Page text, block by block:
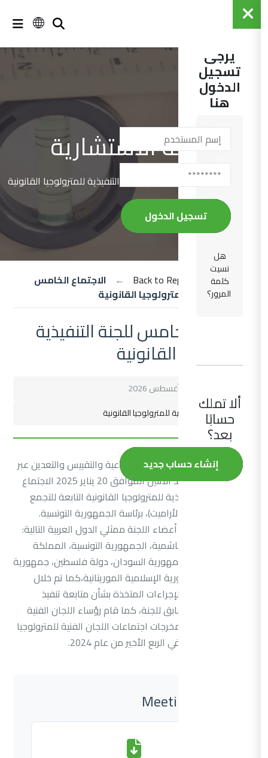
يرجى
تسجيل
الدخول
هنا
تسجيل الدخول
هل
نسيت
كلمة
المرور؟
ألا تملك
حسابًا
بعد؟
إنشاء حساب جديد
اللجنة الاستشارية
/الاجتماع الخامس للجنة التنفيذية للمترولوجيا القانونية
←
Back to Reports
←
الاجتماع الخامس
للجنة التنفيذية للمترولوجيا القانونية
الاجتماع الخامس للجنة التنفيذية
للمترولوجيا القانونية
اللجنة: اللجنة التنفيذية للمترولوجيا القانونية
عقدت المنظمة العربية للتنمية الصناعية والتقييس والتعدين عبر
تقنية الاتصال عن بعد الاثنين الموافق 20 يناير 2025 الاجتماع
الخامس للجنة التنفيذية للمترولوجيا القانونية التابعة للتجمع
العربي للمترولوجيا (الأراميت)، برئاسة الجمهورية التونسية.
عرف الاجتماع حضور أعضاء اللجنة ممثلي الدول العربية التالية:
المملكة الأردنية الهاشمية، الجمهورية التونسية، المملكة
العربية السعودية، جمهورية السودان، دولة فلسطين، جمهورية
مصر العربية، الجمهورية الإسلامية الموريتانية،كما تم خلال
الاجتماع استعراض الإجراءات المتخذة بشأن متابعة تنفيذ
توصيات الاجتماع السابق للجنة، كما قام رؤساء اللجان الفنية
بتقديم عروض حول مخرجات اجتماعات اللجان الفنية للمترولوجيا
القانونية المنعقدة في الربع الأخير من عام 2024.
Meeting Files